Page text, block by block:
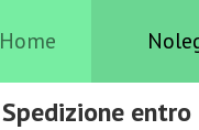
Home
Spedizione